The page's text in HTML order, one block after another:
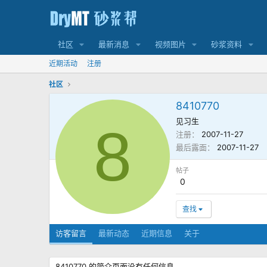
社区 最新消息 视频图片 砂浆资料
近期活动 注册
社区
8
8410770
见习生
注册
2007-11-27
最后露面
2007-11-27
帖子
0
查找
访客留言 最新动态 近期信息 关于